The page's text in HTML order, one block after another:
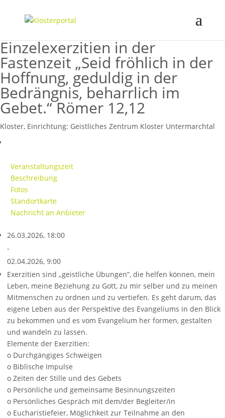
Einzelexerzitien in der
Fastenzeit „Seid fröhlich in der
Hoffnung, geduldig in der
Bedrängnis, beharrlich im
Gebet.“ Römer 12,12
Kloster, Einrichtung: Geistliches Zentrum Kloster Untermarchtal
Veranstaltungszeit
Beschreibung
Fotos
Standortkarte
Nachricht an Anbieter
26.03.2026, 18:00
-
02.04.2026, 9:00
Exerzitien sind „geistliche Übungen”, die helfen können, mein
Leben, meine Beziehung zu Gott, zu mir selber und zu meinen
Mitmenschen zu ordnen und zu vertiefen. Es geht darum, das
eigene Leben aus der Perspektive des Evangeliums in den Blick
zu bekommen und es vom Evangelium her formen, gestalten
und wandeln zu lassen.
Elemente der Exerzitien:
o Durchgängiges Schweigen
o Biblische Impulse
o Zeiten der Stille und des Gebets
o Persönliche und gemeinsame Besinnungszeiten
o Persönliches Gespräch mit dem/der Begleiter/in
o Eucharistiefeier, Möglichkeit zur Teilnahme an den